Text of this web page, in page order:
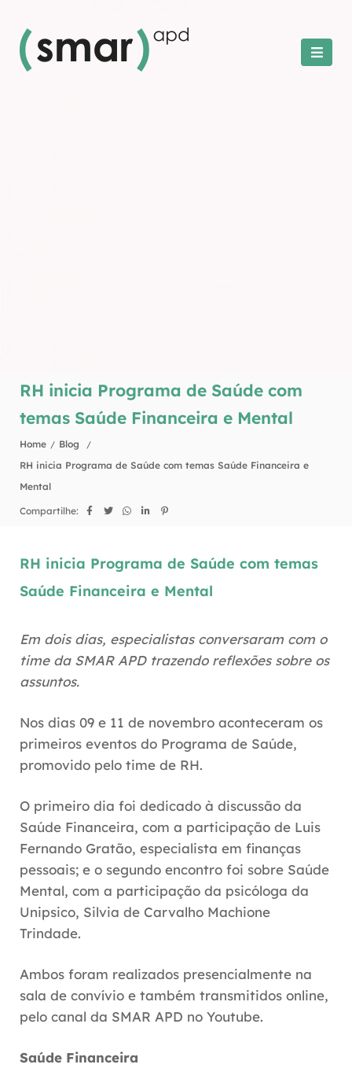
RH inicia Programa de Saúde com
temas Saúde Financeira e Mental
Home
Blog
RH inicia Programa de Saúde com temas Saúde Financeira e
Mental
Compartilhe:
RH inicia Programa de Saúde com temas
Saúde Financeira e Mental
Em dois dias, especialistas conversaram com o
time da SMAR APD trazendo reflexões sobre os
assuntos.
Nos dias 09 e 11 de novembro aconteceram os
primeiros eventos do Programa de Saúde,
promovido pelo time de RH.
O primeiro dia foi dedicado à discussão da
Saúde Financeira, com a participação de Luis
Fernando Gratão, especialista em finanças
pessoais; e o segundo encontro foi sobre Saúde
Mental, com a participação da psicóloga da
Unipsico, Silvia de Carvalho Machione
Trindade.
Ambos foram realizados presencialmente na
sala de convívio e também transmitidos online,
pelo canal da SMAR APD no Youtube.
Saúde Financeira